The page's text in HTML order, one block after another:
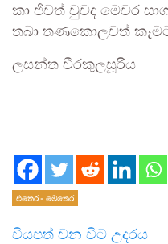
කා ජිවත් වුවද මෙවර
තබා තණකොලවත් කෑමට
ලසන්ත වීරකුලසූරිය
එතෙර - මෙතෙර
වියපත් වන විට උදරය